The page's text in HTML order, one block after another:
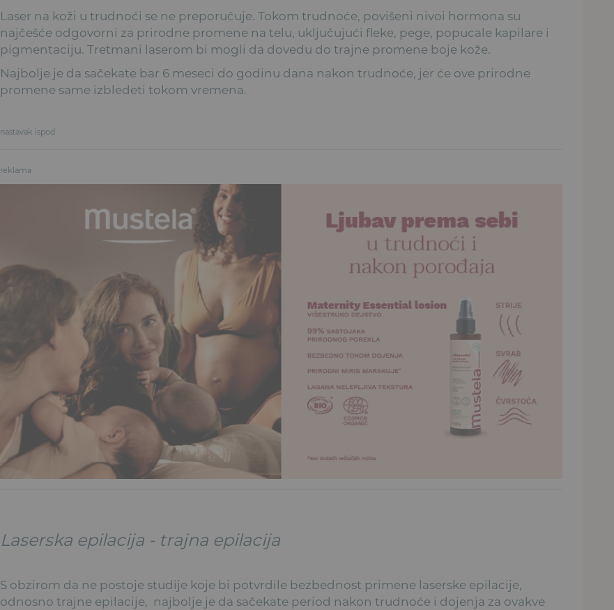
Laser na koži u trudnoći se ne preporučuje. Tokom trudnoće, povišeni nivoi hormona su
najčešće odgovorni za prirodne promene na telu, uključujući fleke, pege, popucale kapilare i
pigmentaciju. Tretmani laserom bi mogli da dovedu do trajne promene boje kože.
Najbolje je da sačekate bar 6 meseci do godinu dana nakon trudnoće, jer će ove prirodne
promene same izbledeti tokom vremena.
nastavak ispod
reklama
Laserska epilacija - trajna epilacija
S obzirom da ne postoje studije koje bi potvrdile bezbednost primene laserske epilacije,
odnosno trajne epilacije, najbolje je da sačekate period nakon trudnoće i dojenja za ovakve